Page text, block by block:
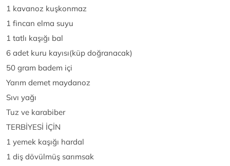
1 kavanoz kuşkonmaz
1 fincan elma suyu
1 tatlı kaşığı bal
6 adet kuru kayısı(küp doğranacak)
50 gram badem içi
Yarım demet maydanoz
Sıvı yağı
Tuz ve karabiber
TERBİYESİ İÇİN
1 yemek kaşığı hardal
1 diş dövülmüş sarımsak